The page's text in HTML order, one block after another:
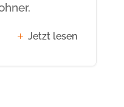
Jetzt lesen